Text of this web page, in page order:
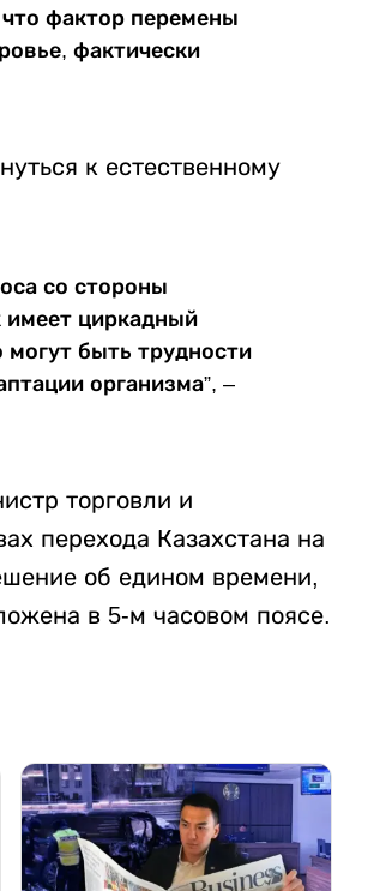
фактор перемены
фактически
к естественному
со стороны
имеет циркадный
быть трудности
организма”, –
торговли и
перехода Казахстана на
об едином времени,
в 5-м часовом поясе.